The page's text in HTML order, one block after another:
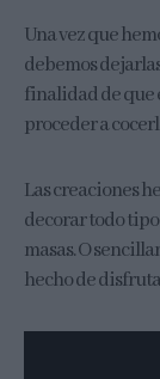
Una vez que
debemos
finalidad de que
proceder a
Las creaciones
decorar todo
masas. O
hecho de